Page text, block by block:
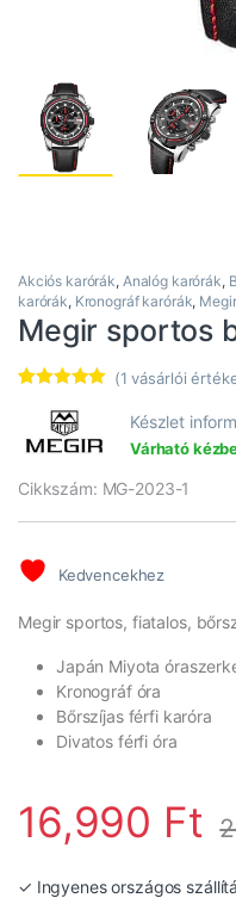
Akciós karórák, Analóg karórák,
karórák, Kronográf karórák,
Megir sportos
az 5-
értékelés
(1 vásárlói
Készlet
Várható
Cikkszám: MG-2023-1
Kedvencekhez
Megir sportos, fiatalos,
Japán Miyota
Kronográf óra
Bőrszíjas férfi karóra
Divatos férfi óra
16,990 Ft
✓ Ingyenes országos